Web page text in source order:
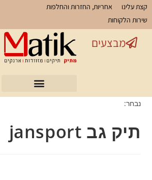
קצת עלינו
אחריות, החזרות והחלפות
שירות הלקוחות
מבצעים
נבחר:
תיק גב jansport